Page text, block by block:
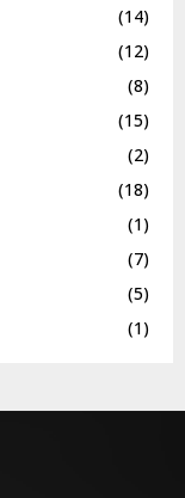
(14)
(12)
(8)
(15)
(2)
(18)
(1)
(7)
(5)
(1)